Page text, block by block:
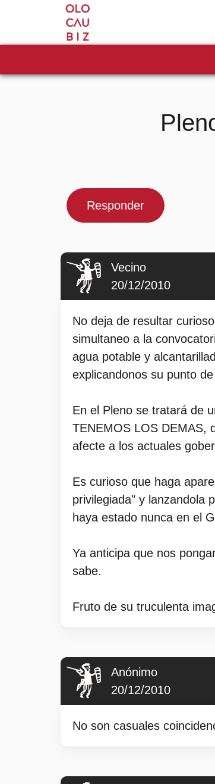
Responder
Vecino
20/12/2010
No deja de resultar
simultaneo a la
agua potable y
explicandonos su punto
En el Pleno se tratará de
TENEMOS LOS DEMAS,
afecte a los actuales
Es curioso que haga
privilegiada" y lanzandola
haya estado nunca en el
Ya anticipa que nos
sabe.
Fruto de su truculenta
Anónimo
20/12/2010
No son casuales